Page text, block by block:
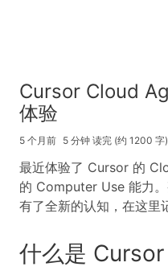
Cursor Cloud
体验
5 个月前 5 分钟 读完 (约 1200 字)
最近体验了 Cursor 的
的 Computer Use 能力
有了全新的认知，在这里
什么是